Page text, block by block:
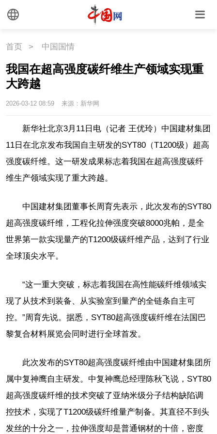
心理
首页 > 中国国情
我国在超高强度碳纤维生产领域实现重
大跨越
2026-03-12 08:59 来源：新华网
新华社北京3月11日电（记者 王优玲）中国建材集团
11日在北京发布我国自主研发的SYT80（T1200级）超高
强度碳纤维。这一研发成果标志着我国在超高强度碳纤
维生产领域实现了重大跨越。
中国建材集团董事长周育先表示，此次发布的SYT80
超高强度碳纤维，工程化拉伸强度突破8000兆帕，是全
世界第一款实现量产的T1200级碳纤维产品，达到了行业
全球顶尖水平。
“这一重大突破，标志着我国在高性能碳纤维领域实
现了从技术到装备、从实验室到量产的全链条自主可
控。”周育先说。据悉，SYT80超高强度碳纤维在法国巴
黎复合材料展览会同时进行全球首发。
此次发布的SYT80超高强度碳纤维由中国建材集团所
属中复神鹰自主研发。中复神鹰总经理陈秋飞说，SYT80
超高强度碳纤维的技术突破了亚纳米级分子结构缺陷调
控技术，实现了T1200级碳纤维量产制备。其直径不到头
发丝的十分之一，拉伸强度却是普通钢材的十倍，密度